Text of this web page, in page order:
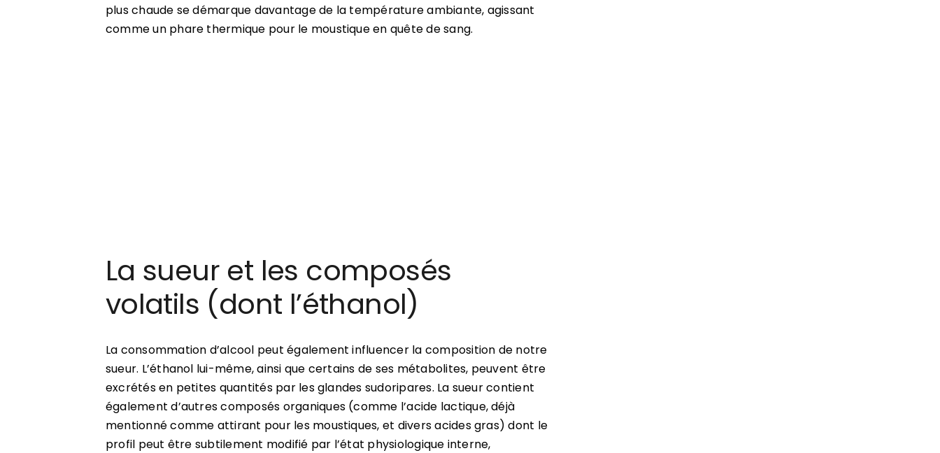
plus chaude se démarque davantage de la température ambiante, agissant
comme un phare thermique pour le moustique en quête de sang.
La sueur et les composés
volatils (dont l’éthanol)
La consommation d’alcool peut également influencer la composition de notre
sueur. L’éthanol lui-même, ainsi que certains de ses métabolites, peuvent être
excrétés en petites quantités par les glandes sudoripares. La sueur contient
également d’autres composés organiques (comme l’acide lactique, déjà
mentionné comme attirant pour les moustiques, et divers acides gras) dont le
profil peut être subtilement modifié par l’état physiologique interne,